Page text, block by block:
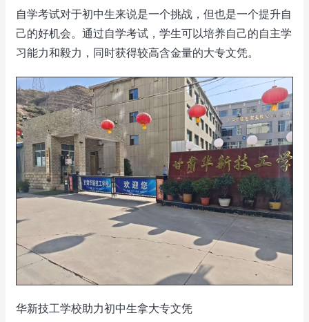
自学考试对于初中生来说是一个挑战，但也是一个提升自
己的好机会。通过自学考试，学生可以培养自己的自主学
习能力和毅力，同时获得较高含金量的大专文凭。
华新技工学校助力初中生拿大专文凭